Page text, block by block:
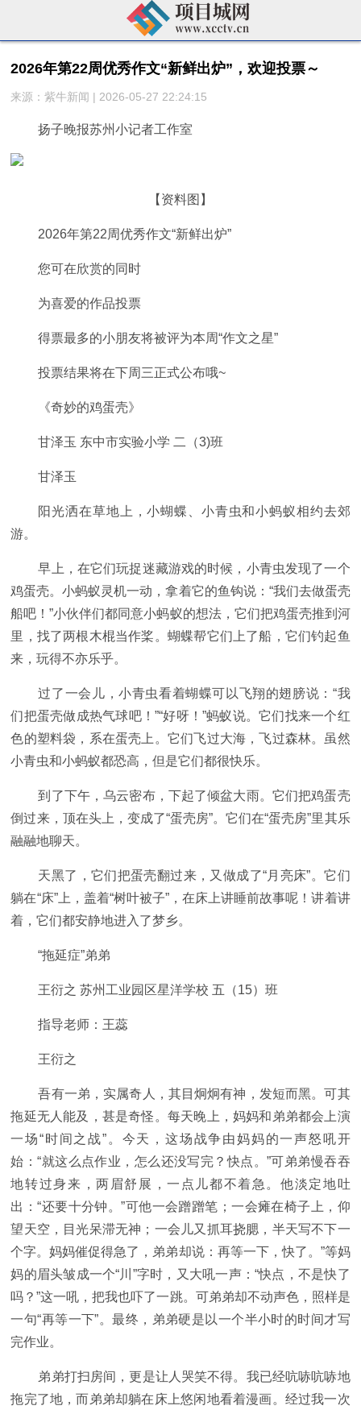
2026年第22周优秀作文“新鲜出炉”，欢迎投票～
来源：紫牛新闻 | 2026-05-27 22:24:15
扬子晚报苏州小记者工作室
【资料图】
2026年第22周优秀作文“新鲜出炉”
您可在欣赏的同时
为喜爱的作品投票
得票最多的小朋友将被评为本周“作文之星”
投票结果将在下周三正式公布哦~
《奇妙的鸡蛋壳》
甘泽玉 东中市实验小学 二（3)班
甘泽玉
阳光洒在草地上，小蝴蝶、小青虫和小蚂蚁相约去郊
游。
早上，在它们玩捉迷藏游戏的时候，小青虫发现了一个
鸡蛋壳。小蚂蚁灵机一动，拿着它的鱼钩说：“我们去做蛋壳
船吧！”小伙伴们都同意小蚂蚁的想法，它们把鸡蛋壳推到河
里，找了两根木棍当作桨。蝴蝶帮它们上了船，它们钓起鱼
来，玩得不亦乐乎。
过了一会儿，小青虫看着蝴蝶可以飞翔的翅膀说：“我
们把蛋壳做成热气球吧！”“好呀！”蚂蚁说。它们找来一个红
色的塑料袋，系在蛋壳上。它们飞过大海，飞过森林。虽然
小青虫和小蚂蚁都恐高，但是它们都很快乐。
到了下午，乌云密布，下起了倾盆大雨。它们把鸡蛋壳
倒过来，顶在头上，变成了“蛋壳房”。它们在“蛋壳房”里其乐
融融地聊天。
天黑了，它们把蛋壳翻过来，又做成了“月亮床”。它们
躺在“床”上，盖着“树叶被子”，在床上讲睡前故事呢！讲着讲
着，它们都安静地进入了梦乡。
“拖延症”弟弟
王衍之 苏州工业园区星洋学校 五（15）班
指导老师：王蕊
王衍之
吾有一弟，实属奇人，其目炯炯有神，发短而黑。可其
拖延无人能及，甚是奇怪。每天晚上，妈妈和弟弟都会上演
一场“时间之战”。今天，这场战争由妈妈的一声怒吼开
始：“就这么点作业，怎么还没写完？快点。”可弟弟慢吞吞
地转过身来，两眉舒展，一点儿都不着急。他淡定地吐
出：“还要十分钟。”可他一会蹭蹭笔；一会瘫在椅子上，仰
望天空，目光呆滞无神；一会儿又抓耳挠腮，半天写不下一
个字。妈妈催促得急了，弟弟却说：再等一下，快了。”等妈
妈的眉头皱成一个“川”字时，又大吼一声：“快点，不是快了
吗？”这一吼，把我也吓了一跳。可弟弟却不动声色，照样是
一句“再等一下”。最终，弟弟硬是以一个半小时的时间才写
完作业。
弟弟打扫房间，更是让人哭笑不得。我已经吭哧吭哧地
拖完了地，而弟弟却躺在床上悠闲地看着漫画。经过我一次